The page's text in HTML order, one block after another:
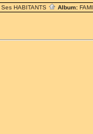
Ses HABITANTS Album: